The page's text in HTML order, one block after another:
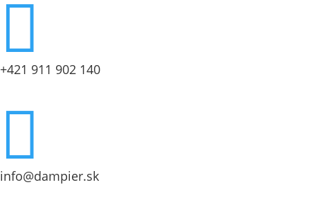

+421 911 902 140

info@dampier.sk